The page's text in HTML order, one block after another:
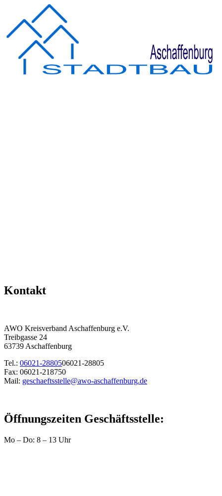
Kontakt
AWO Kreisverband Aschaffenburg e.V.
Treibgasse 24
63739 Aschaffenburg
Tel.: 06021-2880506021-28805
Fax: 06021-218750
Mail: geschaeftsstelle@awo-aschaffenburg.de
Öffnungszeiten Geschäftsstelle:
Mo – Do: 8 – 13 Uhr